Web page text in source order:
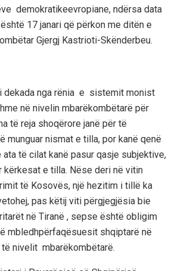
demokratikeevropiane, ndërsa data
17 janari që përkon me ditën e
Gjergj Kastrioti-Skënderbeu.
dekada nga rënia e sistemit monist
në nivelin mbarëkombëtarë për
të reja shoqërore janë për të
munguar nismat e tilla, por kanë qenë
ata të cilat kanë pasur qasje subjektive,
kërkesat e tilla. Nëse deri në vitin
të Kosovës, një hezitim i tillë ka
j, pas këtij viti përgjegjësia bie
në Tiranë , sepse është obligim
mbledhpërfaqësuesit shqiptarë në
nivelit mbarëkombëtarë.